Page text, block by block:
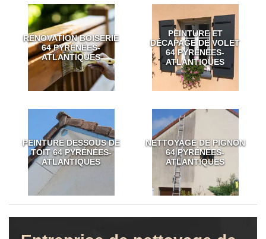
RÉNOVATION BOISERIE
64 PYRÉNÉES-
ATLANTIQUES
PEINTURE ET
DÉCAPAGE DE VOLET
64 PYRÉNÉES-
ATLANTIQUES
PEINTURE DESSOUS DE
TOIT 64 PYRÉNÉES-
ATLANTIQUES
NETTOYAGE DE PIGNON
64 PYRÉNÉES-
ATLANTIQUES